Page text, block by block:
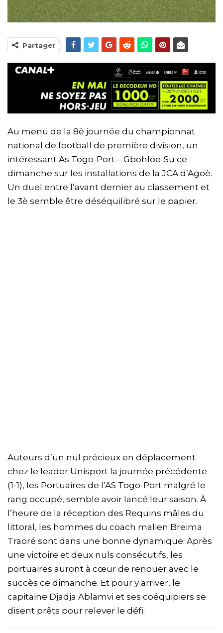
Partager
Au menu de la 8è journée du championnat
national de football de première division, un
intéressant As Togo-Port – Gbohloe-Su ce
dimanche sur les installations de la JCA d’Agoè.
Un duel entre l’avant dernier au classement et
le 3è semble être déséquilibré sur le papier.
Auteurs d’un nul précieux en déplacement
chez le leader Unisport la journée précédente
(1-1), les Portuaires de l’AS Togo-Port malgré le
rang occupé, semble avoir lancé leur saison. À
l’heure de la réception des Requins mâles du
littoral, les hommes du coach malien Breima
Traoré sont dans une bonne dynamique. Après
une victoire et deux nuls consécutifs, les
portuaires auront à cœur de renouer avec le
succès ce dimanche. Et pour y arriver, le
capitaine Djadja Ablamvi et ses coéquipiers se
disent prêts pour relever le défi.